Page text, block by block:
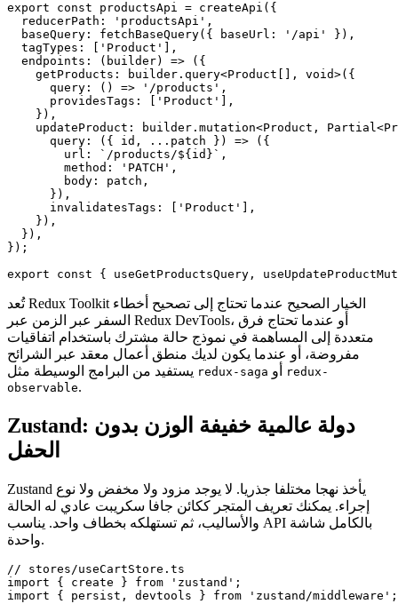
export const productsApi = createApi({
  reducerPath: 'productsApi',
  baseQuery: fetchBaseQuery({ baseUrl: '/api' }),
  tagTypes: ['Product'],
  endpoints: (builder) => ({
    getProducts: builder.query<Product[], void>({
      query: () => '/products',
      providesTags: ['Product'],
    }),
updateProduct: builder.mutation<Product,
      query: ({ id, ...patch }) => ({
        url: `/products/${id}`,
        method: 'PATCH',
        body: patch,
      }),
      invalidatesTags: ['Product'],
    }),
  }),
});
export const { useGetProductsQuery,
تُعد Redux Toolkit الخيار الصحيح عندما تحتاج إلى تصحيح أخطاء
السفر عبر الزمن عبر Redux DevTools، أو عندما تحتاج فرق
متعددة إلى المساهمة في نموذج حالة مشترك باستخدام اتفاقيات
مفروضة، أو عندما يكون لديك منطق أعمال معقد عبر الشرائح
redux-saga
redux-
observable.
Zustand: دولة عالمية خفيفة الوزن بدون
الحفل
Zustand يأخذ نهجا مختلفا جذريا. لا يوجد مزود ولا مخفض ولا نوع
إجراء. يمكنك تعريف المتجر ككائن جافا سكريبت عادي له الحالة
والأساليب، ثم تستهلكه بخطاف واحد. يناسب API بالكامل شاشة
واحدة.
// stores/useCartStore.ts
import { create } from 'zustand';
import { persist, devtools } from 'zustand/middleware';